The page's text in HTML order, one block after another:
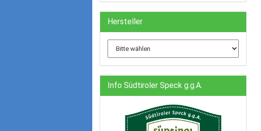
Hersteller
Info Südtiroler Speck g.g.A.